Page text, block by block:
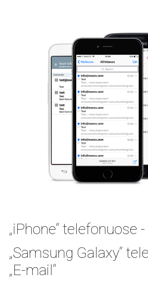
„iPhone“ telefonuose -
„Samsung Galaxy“
„E-mail“